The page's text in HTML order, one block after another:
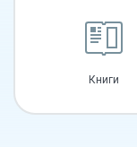
Книги